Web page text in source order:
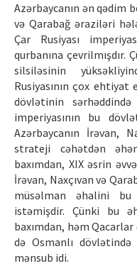
Azərbaycanın ən qədim
və Qarabağ əraziləri
Çar Rusiyası
qurbanına
silsiləsinin
Rusiyasının çox
dövlətinin
imperiyasının bu
Azərbaycanın İrəvan,
strateji cəhətdən
baxımdan, XIX əsrin
İrəvan, Naxçıvan və
müsəlman əhalini bu
istəmişdir. Çünki bu
baxımdan, həm
də Osmanlı
mənsub idi.